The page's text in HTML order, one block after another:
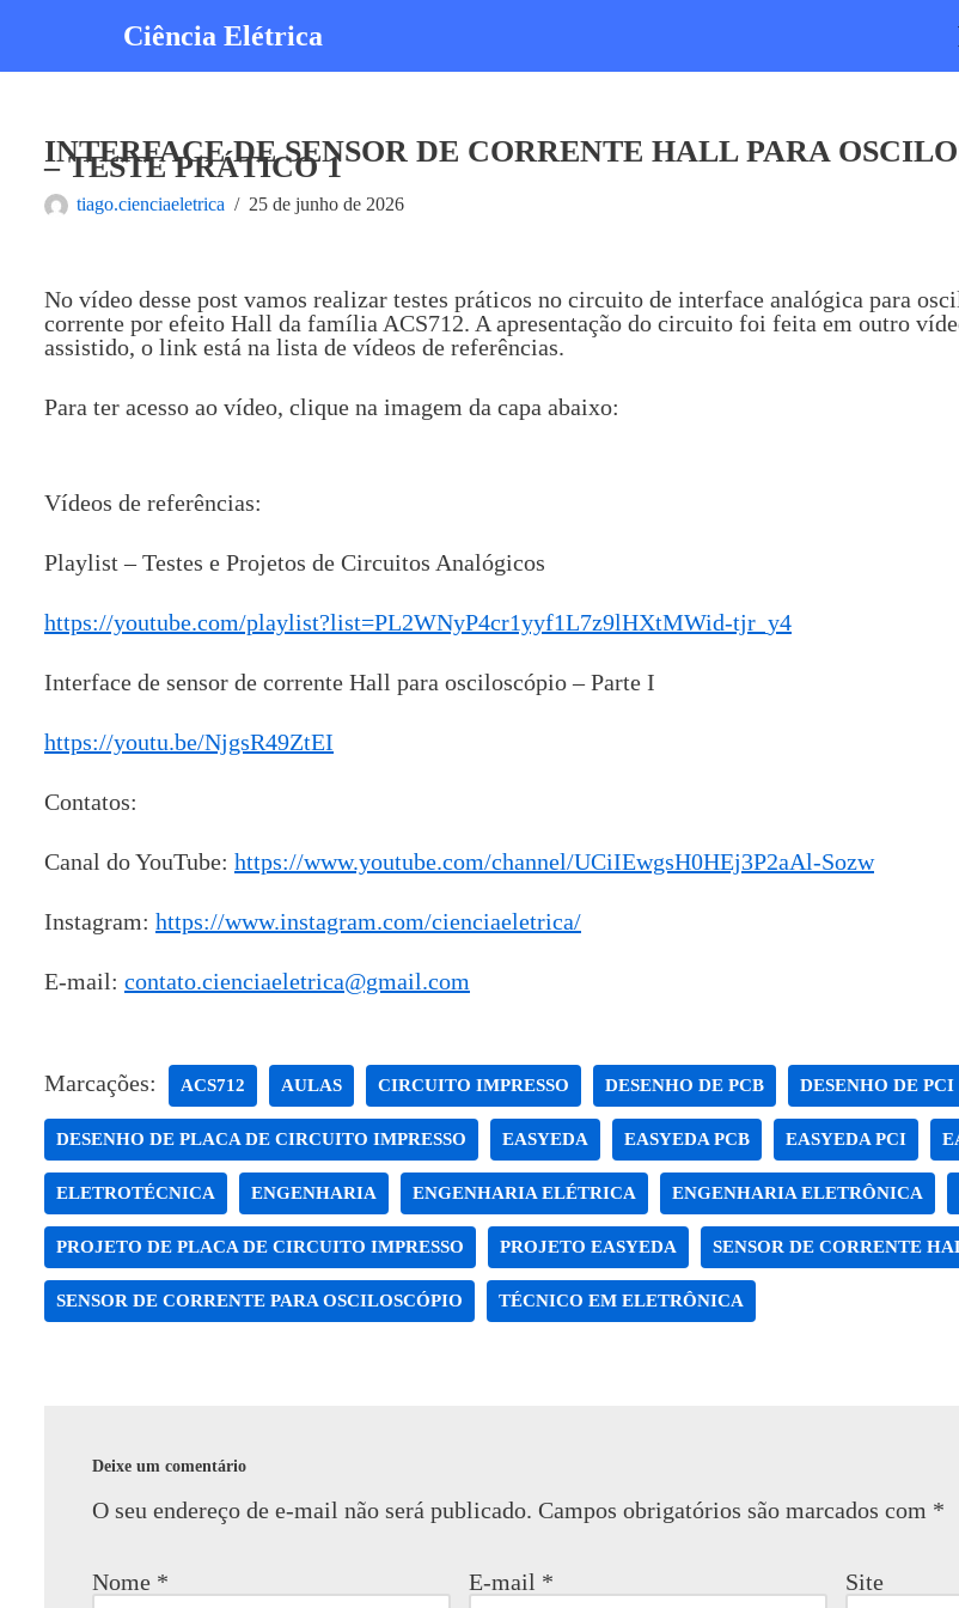
Ciência Elétrica
INTERFACE DE SENSOR DE CORRENTE HALL PARA
– TESTE PRÁTICO 1
tiago.cienciaeletrica 25 de junho de 2026
No vídeo desse post vamos realizar testes práticos no circuito de interface analógica para
corrente por efeito Hall da família ACS712. A apresentação do circuito foi feita em outro
assistido, o link está na lista de vídeos de referências.
Para ter acesso ao vídeo, clique na imagem da capa abaixo:
Vídeos de referências:
Playlist – Testes e Projetos de Circuitos Analógicos
https://youtube.com/playlist?list=PL2WNyP4cr1yyf1L7z9lHXtMWid-tjr_y4
Interface de sensor de corrente Hall para osciloscópio – Parte I
https://youtu.be/NjgsR49ZtEI
Contatos:
Canal do YouTube: https://www.youtube.com/channel/UCiIEwgsH0HEj3P2aAl-Sozw
Instagram: https://www.instagram.com/cienciaeletrica/
E-mail: contato.cienciaeletrica@gmail.com
Marcações: ACS712 AULAS CIRCUITO IMPRESSO DESENHO DE PCB DESENHO DE PCI
DESENHO DE PLACA DE CIRCUITO IMPRESSO EASYEDA EASYEDA PCB EASYEDA PCI
ELETROTÉCNICA ENGENHARIA ENGENHARIA ELÉTRICA ENGENHARIA ELETRÔNICA
PROJETO DE PLACA DE CIRCUITO IMPRESSO PROJETO EASYEDA SENSOR DE CORRENTE
SENSOR DE CORRENTE PARA OSCILOSCÓPIO TÉCNICO EM ELETRÔNICA
Deixe um comentário
O seu endereço de e-mail não será publicado. Campos obrigatórios são marcados com *
Nome * E-mail * Site